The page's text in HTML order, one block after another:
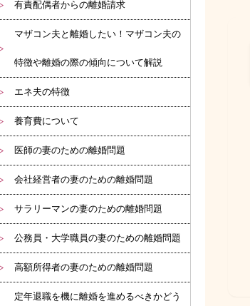
有責配偶者からの離婚請求
マザコン夫と離婚したい！マザコン夫の
特徴や離婚の際の傾向について解説
エネ夫の特徴
養育費について
医師の妻のための離婚問題
会社経営者の妻のための離婚問題
サラリーマンの妻のための離婚問題
公務員・大学職員の妻のための離婚問題
高額所得者の妻のための離婚問題
定年退職を機に離婚を進めるべきかどう